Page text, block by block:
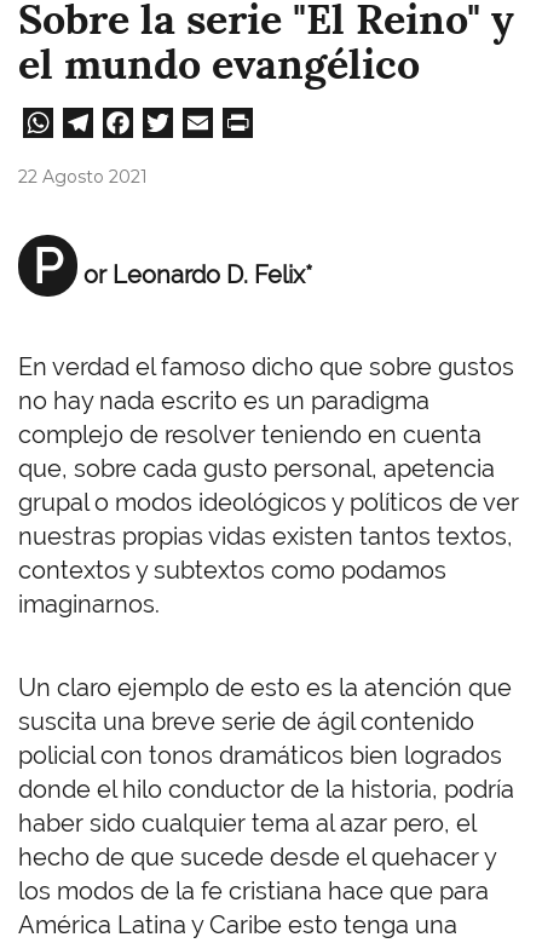
Sobre la serie "El Reino" y
el mundo evangélico
W
A
pp
Te
m
Fa
22 Agosto 2021
P or Leonardo D. Felix*
En verdad el famoso dicho que sobre gustos
no hay nada escrito es un paradigma
complejo de resolver teniendo en cuenta
que, sobre cada gusto personal, apetencia
grupal o modos ideológicos y políticos de ver
nuestras propias vidas existen tantos textos,
contextos y subtextos como podamos
imaginarnos.
Un claro ejemplo de esto es la atención que
suscita una breve serie de ágil contenido
policial con tonos dramáticos bien logrados
donde el hilo conductor de la historia, podría
haber sido cualquier tema al azar pero, el
hecho de que sucede desde el quehacer y
los modos de la fe cristiana hace que para
América Latina y Caribe esto tenga una